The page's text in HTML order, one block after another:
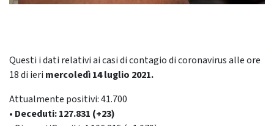
Questi i dati relativi ai casi di contagio di coronavirus alle ore
18 di ieri mercoledì 14 luglio 2021.
Attualmente positivi: 41.700
• Deceduti: 127.831 (+23)